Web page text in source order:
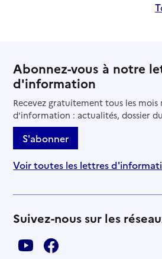
Abonnez-vous à notre
d'information
Recevez gratuitement tous les
d'information : actualités, dossier
S'abonner
Voir toutes les lettres
Suivez-nous sur les